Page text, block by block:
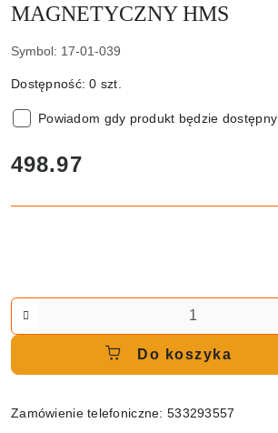
MAGNETYCZNY HMS
Symbol: 17-01-039
Dostępność:0 szt.
Powiadom gdy produkt będzie dostępny
cena:
498.97
Do koszyka
Zamówienie telefoniczne: 533293557